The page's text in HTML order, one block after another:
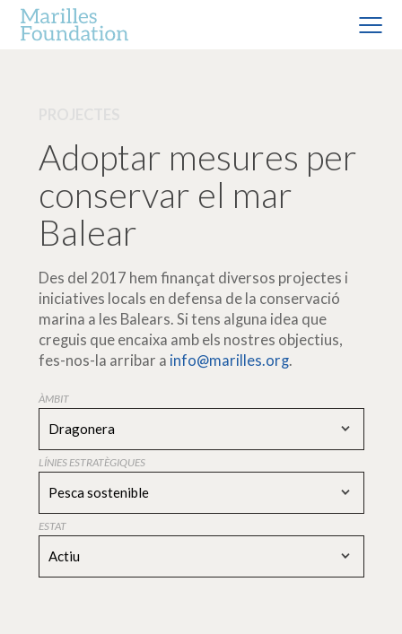
Adoptar mesures per
conservar el mar
Balear
Des del 2017 hem finançat diversos projectes i
iniciatives locals en defensa de la conservació
marina a les Balears. Si tens alguna idea que
creguis que encaixa amb els nostres objectius,
fes-nos-la arribar a info@marilles.org.
ÀMBIT
Dragonera
LÍNIES ESTRATÈGIQUES
Pesca sostenible
ESTAT
Actiu